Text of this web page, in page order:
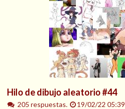
Hilo de dibujo aleatorio #44
205 respuestas.
19/02/22 05:39